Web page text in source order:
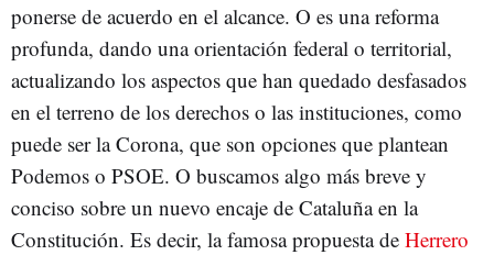
ponerse de acuerdo en el alcance. O es una reforma
profunda, dando una orientación federal o territorial,
actualizando los aspectos que han quedado desfasados
en el terreno de los derechos o las instituciones, como
puede ser la Corona, que son opciones que plantean
Podemos o PSOE. O buscamos algo más breve y
conciso sobre un nuevo encaje de Cataluña en la
Constitución. Es decir, la famosa propuesta de Herrero